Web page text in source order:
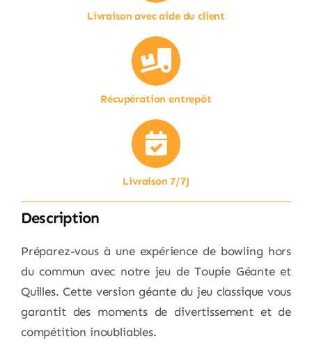
Livraison avec aide du client
Récupération entrepôt
Livraison 7/7J
Description
Préparez-vous à une expérience de bowling hors
du commun avec notre jeu de Toupie Géante et
Quilles. Cette version géante du jeu classique vous
garantit des moments de divertissement et de
compétition inoubliables.